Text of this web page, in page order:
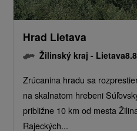
Hrad Lietava
Žilinský kraj - Lietava
Zrúcanina hradu sa
na skalnatom hrebeni
približne 10 km od mesta
Rajeckých...